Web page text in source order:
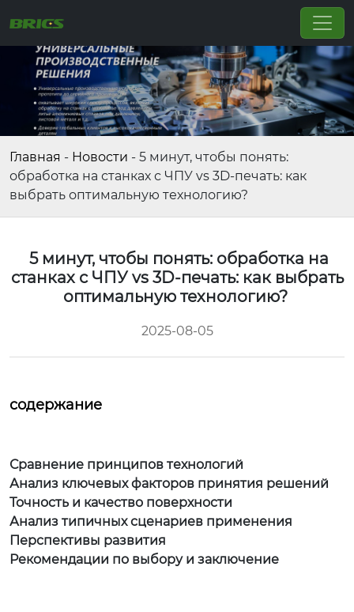
Главная - Новости - 5 минут, чтобы понять:
обработка на станках с ЧПУ vs 3D-печать: как
выбрать оптимальную технологию?
5 минут, чтобы понять: обработка на
станках с ЧПУ vs 3D-печать: как выбрать
оптимальную технологию?
2025-08-05
содержание
Сравнение принципов технологий
Анализ ключевых факторов принятия решений
Точность и качество поверхности
Анализ типичных сценариев применения
Перспективы развития
Рекомендации по выбору и заключение